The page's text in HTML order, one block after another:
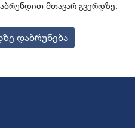
მთავარ გვერდზე.
დაბრუნება